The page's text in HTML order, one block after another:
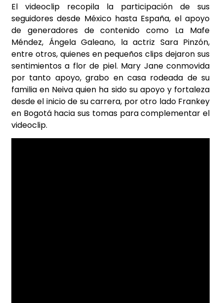
El videoclip recopila la participación de sus
seguidores desde México hasta España, el apoyo
de generadores de contenido como La Mafe
Méndez, Ángela Galeano, la actriz Sara Pinzón,
entre otros, quienes en pequeños clips dejaron sus
sentimientos a flor de piel. Mary Jane conmovida
por tanto apoyo, grabo en casa rodeada de su
familia en Neiva quien ha sido su apoyo y fortaleza
desde el inicio de su carrera, por otro lado Frankey
en Bogotá hacia sus tomas para complementar el
videoclip.